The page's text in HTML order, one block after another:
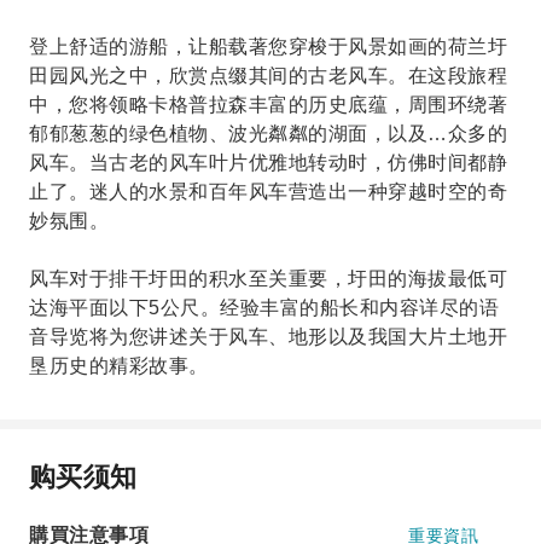
登上舒适的游船，让船载著您穿梭于风景如画的荷兰圩
田园风光之中，欣赏点缀其间的古老风车。在这段旅程
中，您将领略卡格普拉森丰富的历史底蕴，周围环绕著
郁郁葱葱的绿色植物、波光粼粼的湖面，以及…众多的
风车。当古老的风车叶片优雅地转动时，仿佛时间都静
止了。迷人的水景和百年风车营造出一种穿越时空的奇
妙氛围。
风车对于排干圩田的积水至关重要，圩田的海拔最低可
达海平面以下5公尺。经验丰富的船长和内容详尽的语
音导览将为您讲述关于风车、地形以及我国大片土地开
垦历史的精彩故事。
购买须知
購買注意事項 重要資訊